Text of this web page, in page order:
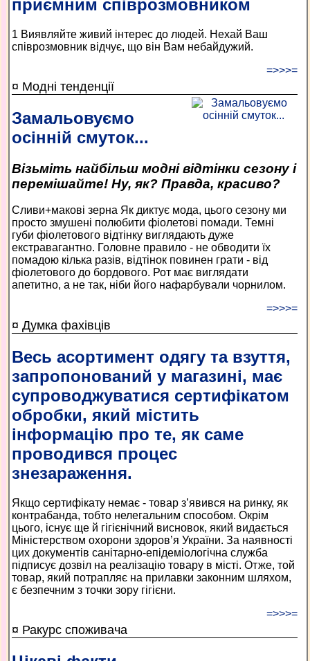
приємним співрозмовником
1 Виявляйте живий інтерес до людей. Нехай Ваш
співрозмовник відчує, що він Вам небайдужий.
=>>>=
¤ Модні тенденції
Замальовуємо
осінній смуток...
Візьміть найбільш модні відтінки сезону і
перемішайте! Ну, як? Правда, красиво?
Сливи+макові зерна Як диктує мода, цього сезону ми
просто змушені полюбити фіолетові помади. Темні
губи фіолетового відтінку виглядають дуже
екстравагантно. Головне правило - не обводити їх
помадою кілька разів, відтінок повинен грати - від
фіолетового до бордового. Рот має виглядати
апетитно, а не так, ніби його нафарбували чорнилом.
=>>>=
¤ Думка фахівців
Весь асортимент одягу та взуття,
запропонований у магазині, має
супроводжуватися сертифікатом
обробки, який містить
інформацію про те, як саме
проводився процес
знезараження.
Якщо сертифікату немає - товар з’явився на ринку, як
контрабанда, тобто нелегальним способом. Окрім
цього, існує ще й гігієнічний висновок, який видається
Міністерством охорони здоров’я України. За наявності
цих документів санітарно-епідеміологічна служба
підписує дозвіл на реалізацію товару в місті. Отже, той
товар, який потрапляє на прилавки законним шляхом,
є безпечним з точки зору гігієни.
=>>>=
¤ Ракурс споживача